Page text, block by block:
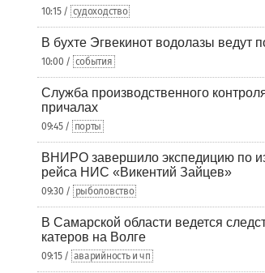
10:15 / судоходство
В бухте Эгвекинот водолазы ведут
10:00 / события
Служба производственного
причалах
09:45 / порты
ВНИРО завершило экспедицию по
рейса НИС «Викентий Зайцев»
09:30 / рыболовство
В Самарской области ведется
катеров на Волге
09:15 / аварийность и чп